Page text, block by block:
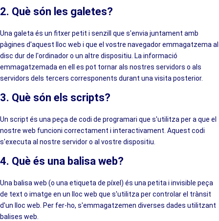
2. Què són les galetes?
Una galeta és un fitxer petit i senzill que s'envia juntament amb
pàgines d'aquest lloc web i que el vostre navegador emmagatzema al
disc dur de l'ordinador o un altre dispositiu. La informació
emmagatzemada en ell es pot tornar als nostres servidors o als
servidors dels tercers corresponents durant una visita posterior.
3. Què són els scripts?
Un script és una peça de codi de programari que s'utilitza per a que el
nostre web funcioni correctament i interactivament. Aquest codi
s'executa al nostre servidor o al vostre dispositiu.
4. Què és una balisa web?
Una balisa web (o una etiqueta de píxel) és una petita i invisible peça
de text o imatge en un lloc web que s'utilitza per controlar el trànsit
d'un lloc web. Per fer-ho, s'emmagatzemen diverses dades utilitzant
balises web.